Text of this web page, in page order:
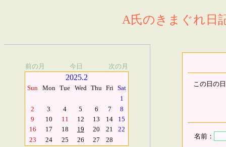
A氏のきまぐれ日
前の月 今日 次の月
2025.2
Sun Mon Tue Wed Thu Fri Sat
1
2
3 4 5 6 7
8
9
10 11 12 13 14
15
16
17 18 19 20 21
22
23
24 25 26 27 28
この日の
名前：